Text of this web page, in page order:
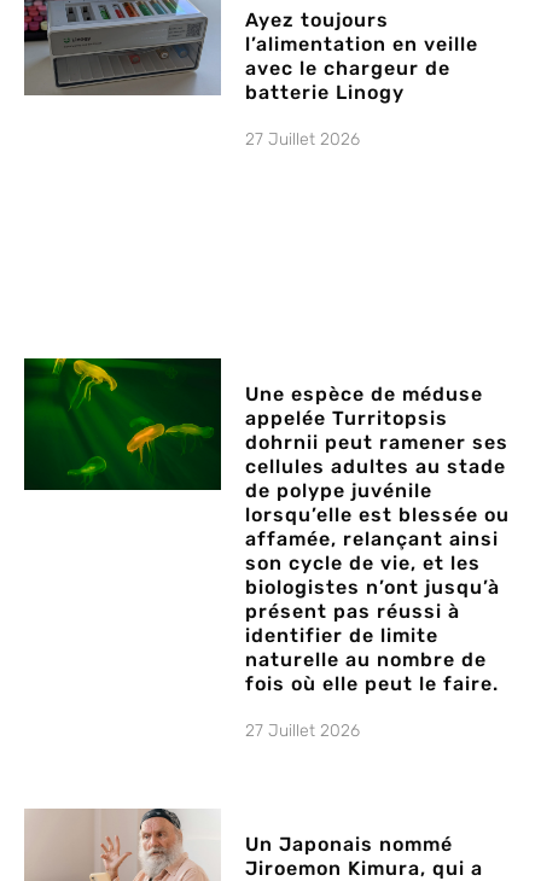
Ayez toujours
l’alimentation en veille
avec le chargeur de
batterie Linogy
27 Juillet 2026
Une espèce de méduse
appelée Turritopsis
dohrnii peut ramener ses
cellules adultes au stade
de polype juvénile
lorsqu’elle est blessée ou
affamée, relançant ainsi
son cycle de vie, et les
biologistes n’ont jusqu’à
présent pas réussi à
identifier de limite
naturelle au nombre de
fois où elle peut le faire.
27 Juillet 2026
Un Japonais nommé
Jiroemon Kimura, qui a